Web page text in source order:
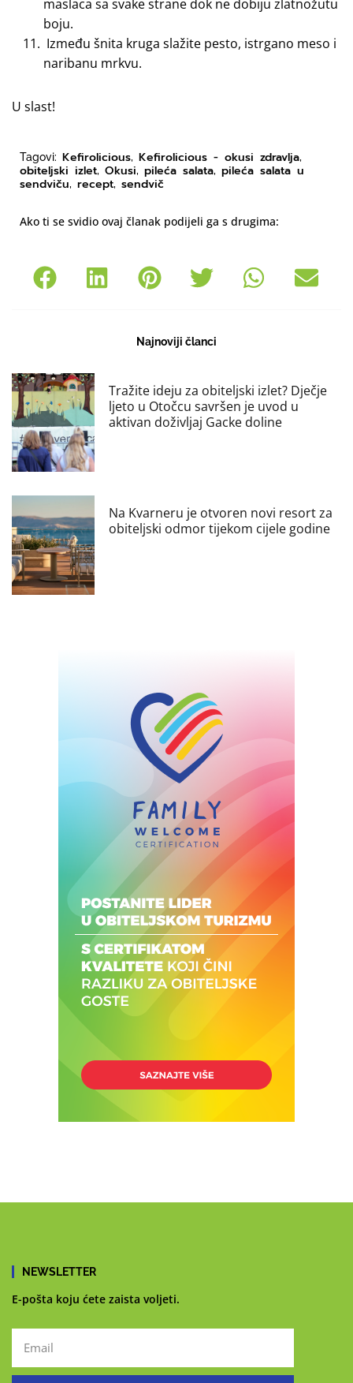
maslaca sa svake strane dok ne dobiju zlatnožutu
boju.
Između šnita kruga slažite pesto, istrgano meso i
naribanu mrkvu.
U slast!
Tagovi: Kefirolicious, Kefirolicious - okusi zdravlja,
obiteljski izlet, Okusi, pileća salata, pileća salata u
sendviču, recept, sendvič
Ako ti se svidio ovaj članak podijeli ga s drugima:
Najnoviji članci
Tražite ideju za obiteljski izlet? Dječje
ljeto u Otočcu savršen je uvod u
aktivan doživljaj Gacke doline
Na Kvarneru je otvoren novi resort za
obiteljski odmor tijekom cijele godine
NEWSLETTER
E-pošta koju ćete zaista voljeti.